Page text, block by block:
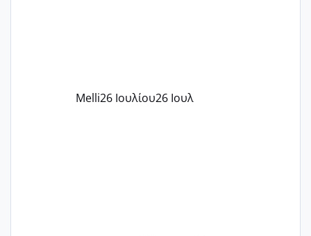
Εγώ πήγα σε έναν ιδιωτικό παιδικό στ
Melli26 Ιουλίου26 Ιουλ